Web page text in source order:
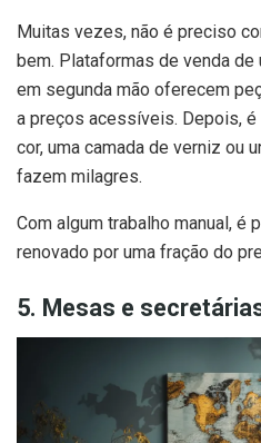
Muitas vezes, não é preciso
bem. Plataformas de venda
em segunda mão oferecem
a preços acessíveis. Depois,
cor, uma camada de verniz ou
fazem milagres.
Com algum trabalho manual, é
renovado por uma fração do
5. Mesas e